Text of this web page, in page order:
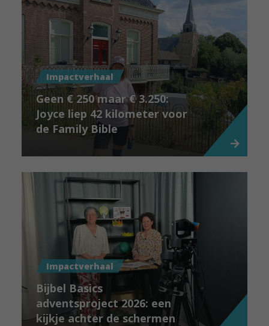
Impactverhaal
Geen € 250 maar € 3.250:
Joyce liep 42 kilometer voor
de Family Bible
Impactverhaal
Bijbel Basics
adventsproject 2026: een
kijkje achter de schermen